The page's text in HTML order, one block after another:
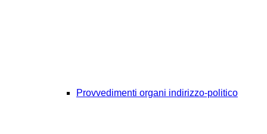
Provvedimenti organi indirizzo-politico